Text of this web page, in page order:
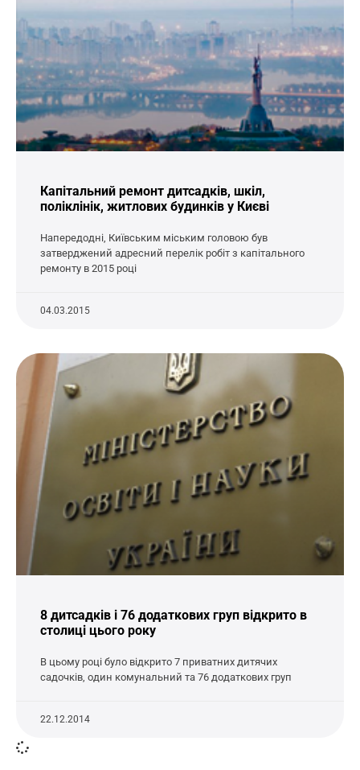
Капітальний ремонт дитсадків, шкіл,
поліклінік, житлових будинків у Києві
Напередодні, Київським міським головою був
затверджений адресний перелік робіт з капітального
ремонту в 2015 році
04.03.2015
8 дитсадків і 76 додаткових груп відкрито в
столиці цього року
В цьому році було відкрито 7 приватних дитячих
садочків, один комунальний та 76 додаткових груп
22.12.2014